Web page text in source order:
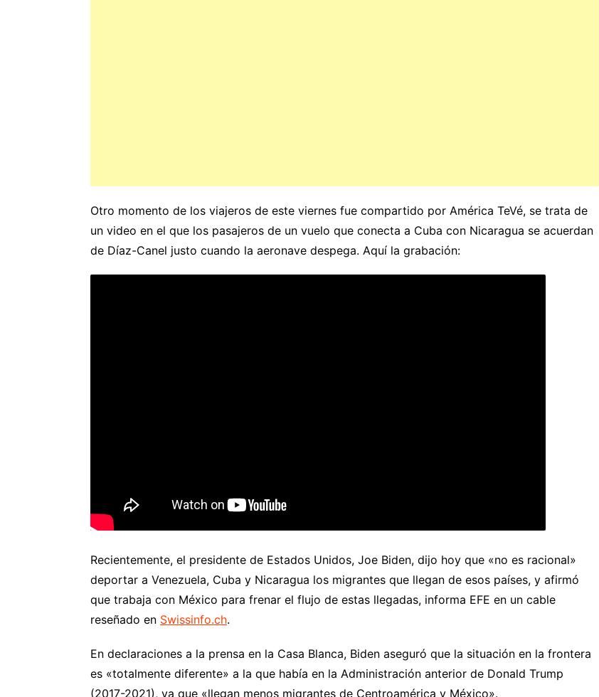
Otro momento de los viajeros de este viernes fue compartido por América TeVé, se trata de
un video en el que los pasajeros de un vuelo que conecta a Cuba con Nicaragua se acuerdan
de Díaz-Canel justo cuando la aeronave despega. Aquí la grabación:
Recientemente, el presidente de Estados Unidos, Joe Biden, dijo hoy que «no es racional»
deportar a Venezuela, Cuba y Nicaragua los migrantes que llegan de esos países, y afirmó
que trabaja con México para frenar el flujo de estas llegadas, informa EFE en un cable
reseñado en Swissinfo.ch.
En declaraciones a la prensa en la Casa Blanca, Biden aseguró que la situación en la frontera
es «totalmente diferente» a la que había en la Administración anterior de Donald Trump
(2017-2021), ya que «llegan menos migrantes de Centroamérica y México».